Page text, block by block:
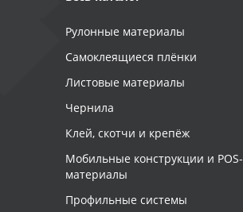
Рулонные материалы
Самоклеящиеся плёнки
Листовые материалы
Чернила
Клей, скотчи и крепёж
Мобильные конструкции и POS-
материалы
Профильные системы